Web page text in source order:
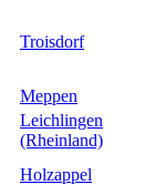
Troisdorf
Meppen
Leichlingen
(Rheinland)
Holzappel